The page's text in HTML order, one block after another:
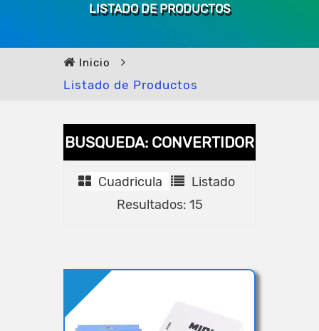
LISTADO DE PRODUCTOS
Inicio
Listado de Productos
BUSQUEDA: CONVERTIDOR
Cuadricula
Listado
Resultados: 15